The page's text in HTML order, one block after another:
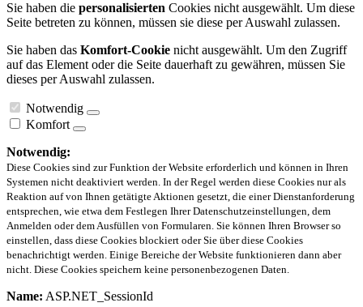
Sie haben die personalisierten Cookies nicht ausgewählt. Um diese
Seite betreten zu können, müssen sie diese per Auswahl zulassen.
Sie haben das Komfort-Cookie nicht ausgewählt. Um den Zugriff
auf das Element oder die Seite dauerhaft zu gewähren, müssen Sie
dieses per Auswahl zulassen.
Notwendig
Komfort
Notwendig:
Diese Cookies sind zur Funktion der Website erforderlich und können in Ihren
Systemen nicht deaktiviert werden. In der Regel werden diese Cookies nur als
Reaktion auf von Ihnen getätigte Aktionen gesetzt, die einer Dienstanforderung
entsprechen, wie etwa dem Festlegen Ihrer Datenschutzeinstellungen, dem
Anmelden oder dem Ausfüllen von Formularen. Sie können Ihren Browser so
einstellen, dass diese Cookies blockiert oder Sie über diese Cookies
benachrichtigt werden. Einige Bereiche der Website funktionieren dann aber
nicht. Diese Cookies speichern keine personenbezogenen Daten.
Name: ASP.NET_SessionId